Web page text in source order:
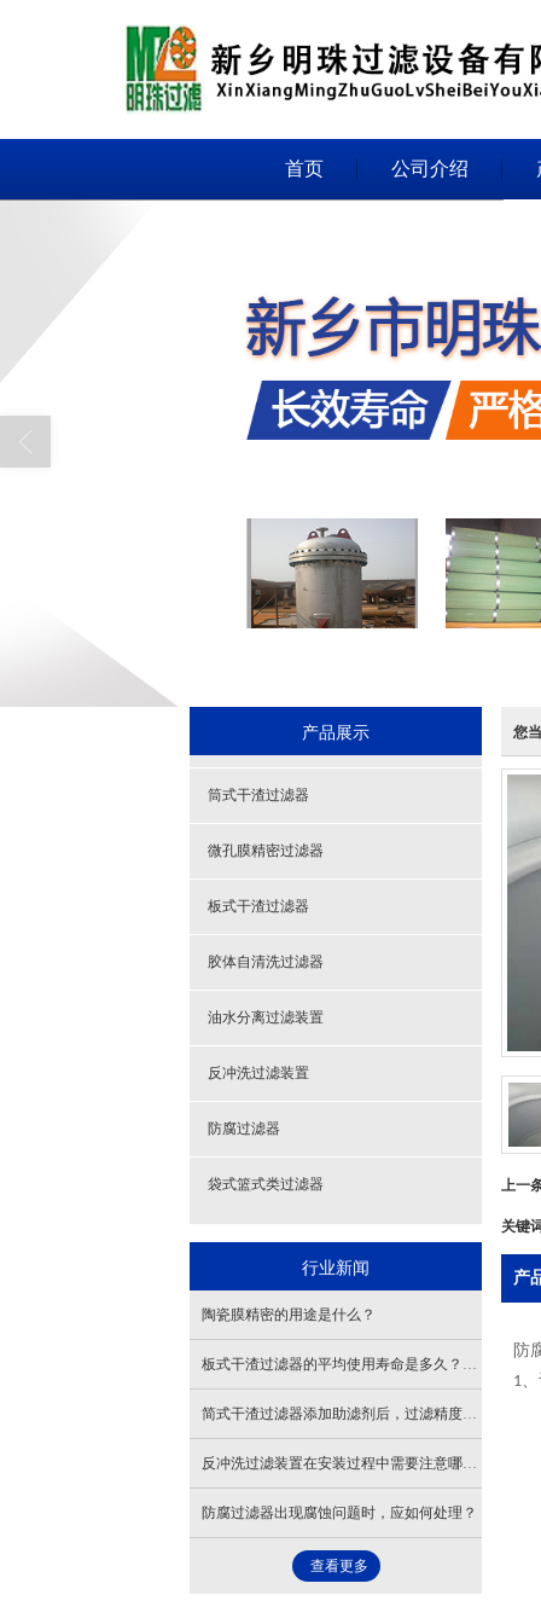
首页 公司介绍
您
上一
关键
产
防
1、
产品展示
筒式干渣过滤器
微孔膜精密过滤器
板式干渣过滤器
胶体自清洗过滤器
油水分离过滤装置
反冲洗过滤装置
防腐过滤器
袋式篮式类过滤器
行业新闻
陶瓷膜精密的用途是什么？
板式干渣过滤器的平均使用寿命是多久？在什么情况下需要更换过滤介质？
简式干渣过滤器添加助滤剂后，过滤精度能达到多少微米？
反冲洗过滤装置在安装过程中需要注意哪些问题？ 明珠过滤厂家告诉你
防腐过滤器出现腐蚀问题时，应如何处理？
查看更多